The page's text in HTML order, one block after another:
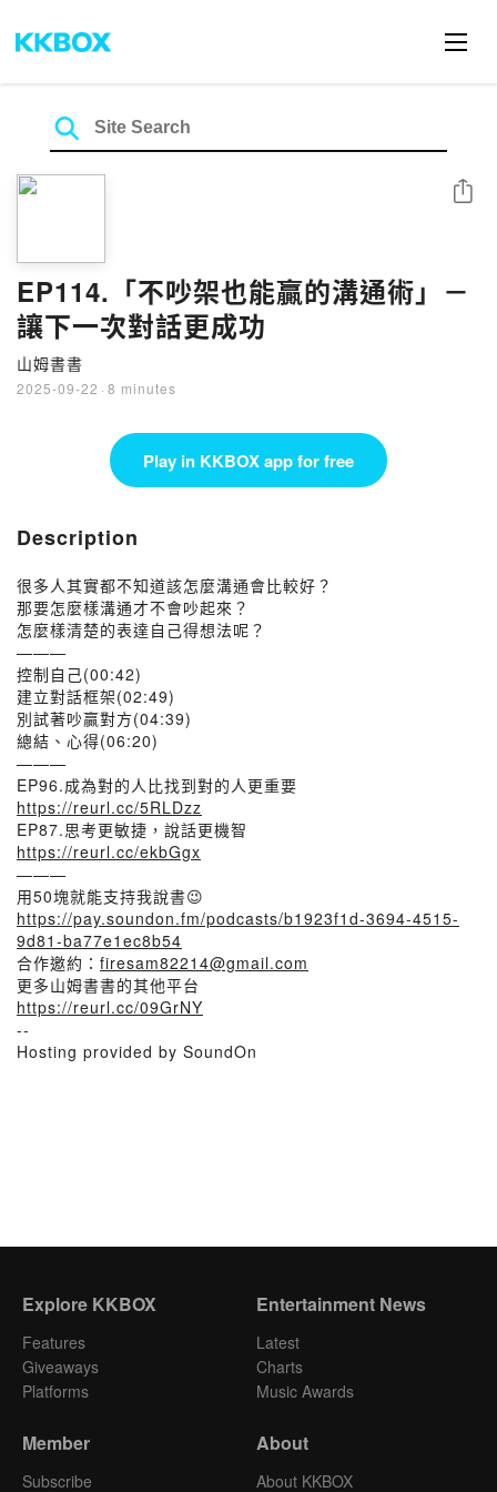
EP114.「不吵架也能贏的溝通術」－
讓下一次對話更成功
山姆書書
2025-09-22 · 8 minutes
Share
Play in KKBOX app for free
Description
很多人其實都不知道該怎麼溝通會比較好？
那要怎麼樣溝通才不會吵起來？
怎麼樣清楚的表達自己得想法呢？
———
控制自己(00:42)
建立對話框架(02:49)
別試著吵贏對方(04:39)
總結、心得(06:20)
———
EP96.成為對的人比找到對的人更重要
https://reurl.cc/5RLDzz
EP87.思考更敏捷，說話更機智
https://reurl.cc/ekbGgx
———
用50塊就能支持我說書😉
https://pay.soundon.fm/podcasts/b1923f1d-3694-4515-
9d81-ba77e1ec8b54
合作邀約： firesam82214@gmail.com
更多山姆書書的其他平台
https://reurl.cc/09GrNY
--
Hosting provided by SoundOn
Explore KKBOX
Features
Giveaways
Platforms
Entertainment News
Latest
Charts
Music Awards
Member
Subscribe
About
About KKBOX